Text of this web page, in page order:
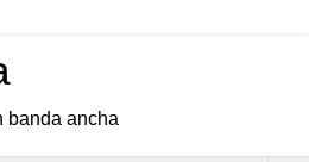
banda ancha